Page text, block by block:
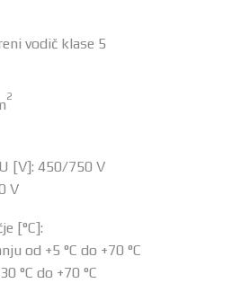
vodič klase 5
2
[V]: 450/750 V
V
[°C]:
od +5 °C do +70 °C
°C do +70 °C